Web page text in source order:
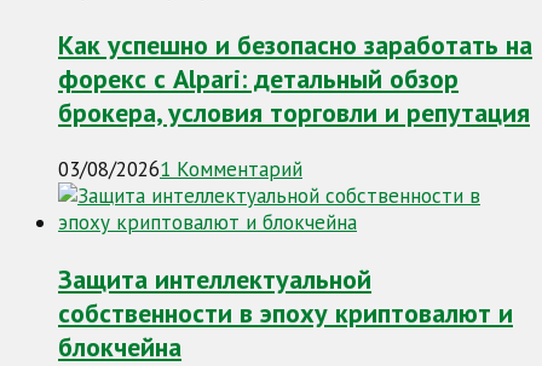
Как успешно и безопасно заработать на
форекс с Alpari: детальный обзор
брокера, условия торговли и репутация
03/08/20261 Комментарий
Защита интеллектуальной
собственности в эпоху криптовалют и
блокчейна